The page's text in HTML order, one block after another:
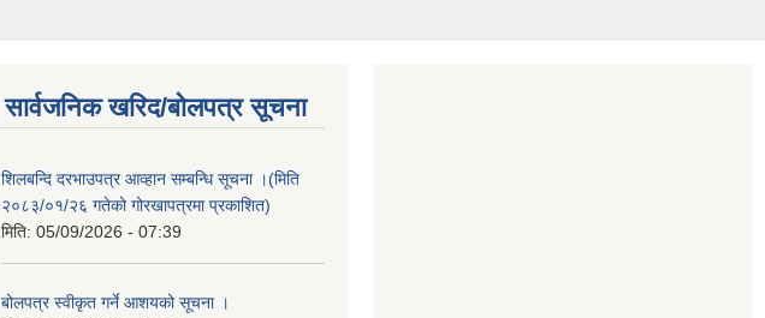
सार्वजनिक खरिद/बोलपत्र सूचना
शिलबन्दि दरभाउपत्र आव्हान सम्बन्धि सूचना ।(मिति
२०८३/०१/२६ गतेको गोरखापत्रमा प्रकाशित)
मिति: 05/09/2026 - 07:39
बोलपत्र स्वीकृत गर्ने आशयको सूचना ।